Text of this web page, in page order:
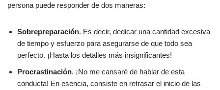
persona puede responder de dos maneras:
Sobrepreparación. Es decir, dedicar una cantidad excesiva
de tiempo y esfuerzo para asegurarse de que todo sea
perfecto. ¡Hasta los detalles más insignificantes!
Procrastinación. ¡No me cansaré de hablar de esta
conducta! En esencia, consiste en retrasar el inicio de las